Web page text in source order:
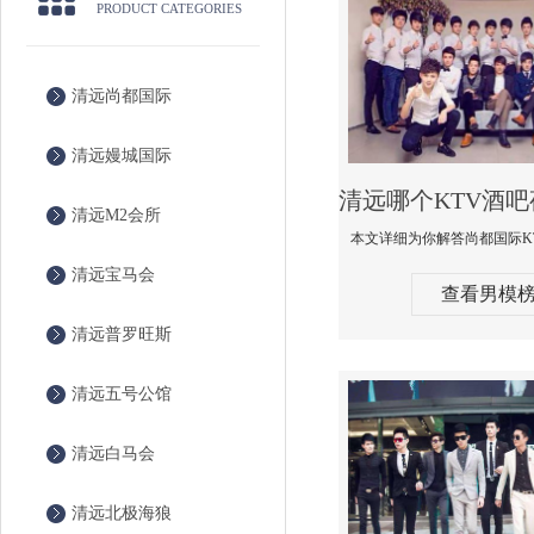
PRODUCT CATEGORIES
清远尚都国际
清远嫚城国际
清远M2会所
清远宝马会
清远普罗旺斯
清远五号公馆
清远白马会
清远北极海狼
查看男模